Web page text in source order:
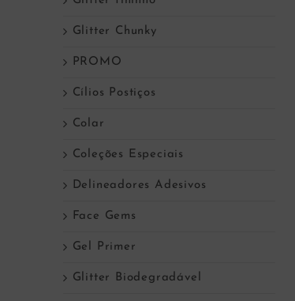
Glitter Chunky
PROMO
Cílios Postiços
Colar
Coleções Especiais
Delineadores Adesivos
Face Gems
Gel Primer
Glitter Biodegradável